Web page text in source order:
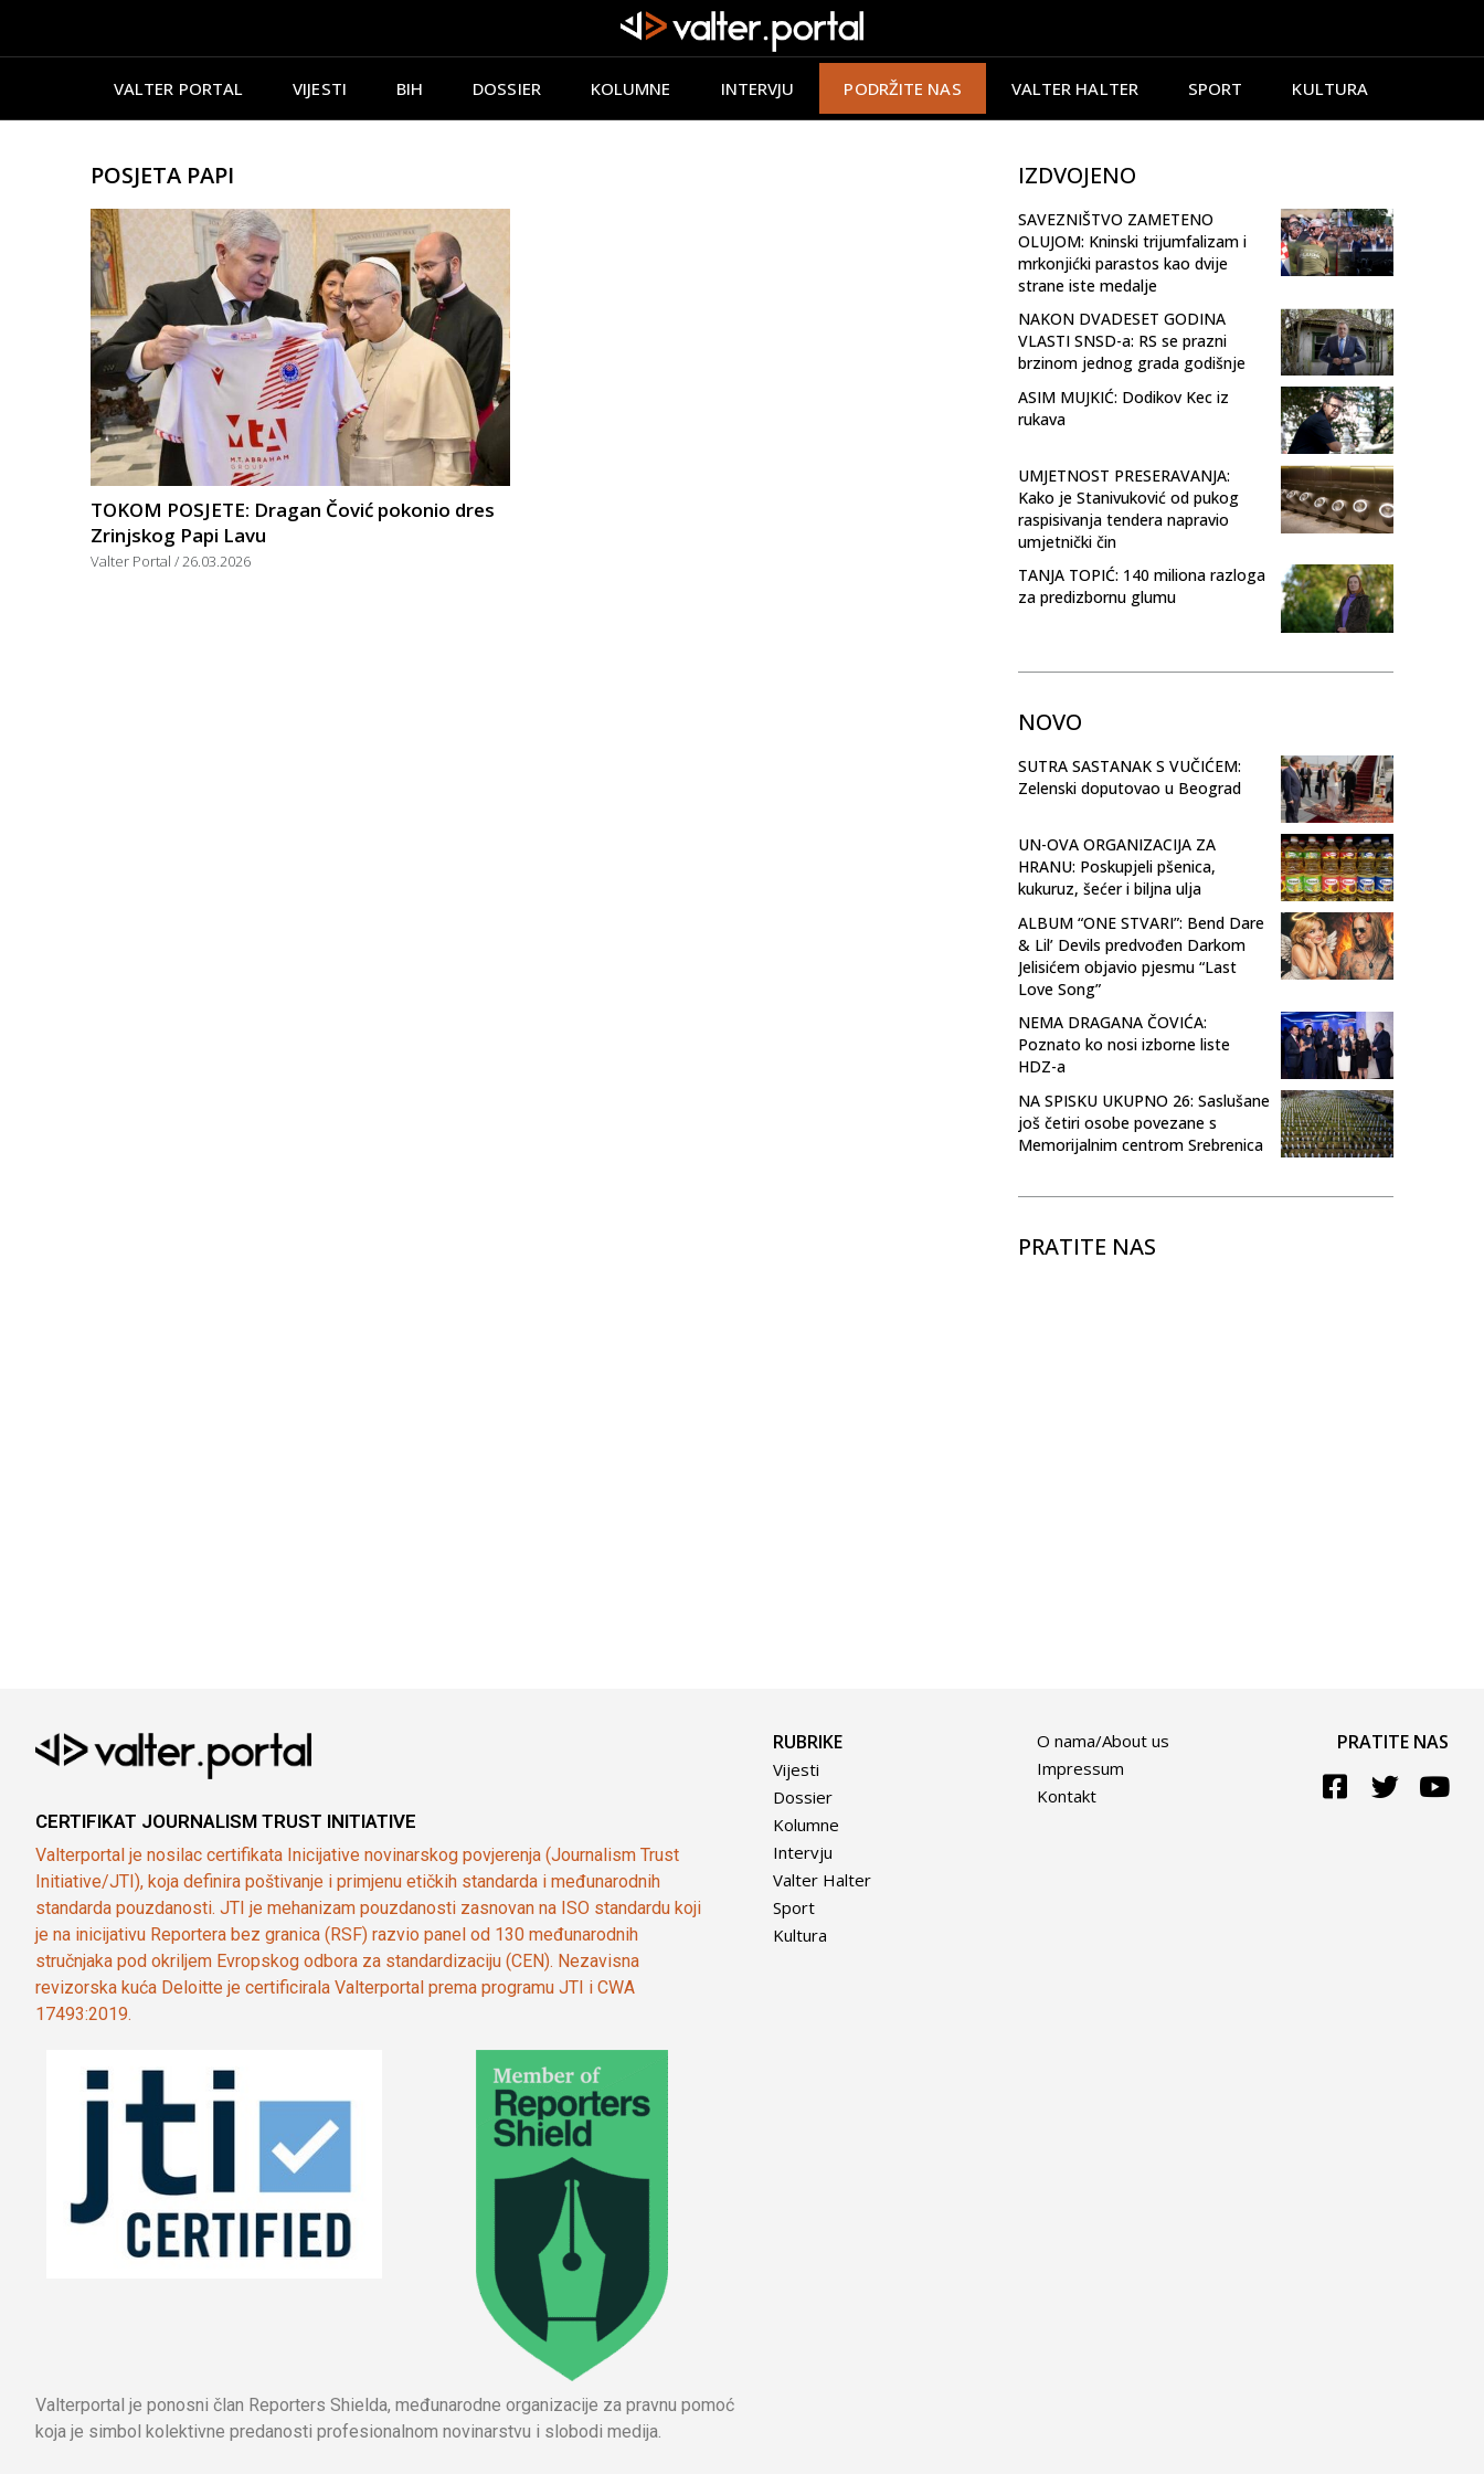
VALTER PORTAL VIJESTI BIH DOSSIER KOLUMNE INTERVJU PODRŽITE NAS VALTER HALTER SPORT KULTURA
POSJETA PAPI
TOKOM POSJETE: Dragan Čović pokonio dres
Zrinjskog Papi Lavu
Valter Portal 26.03.2026
IZDVOJENO
SAVEZNIŠTVO ZAMETENO
OLUJOM: Kninski trijumfalizam i
mrkonjićki parastos kao dvije
strane iste medalje
NAKON DVADESET GODINA
VLASTI SNSD-a: RS se prazni
brzinom jednog grada godišnje
ASIM MUJKIĆ: Dodikov Kec iz
rukava
UMJETNOST PRESERAVANJA:
Kako je Stanivuković od pukog
raspisivanja tendera napravio
umjetnički čin
TANJA TOPIĆ: 140 miliona razloga
za predizbornu glumu
NOVO
SUTRA SASTANAK S VUČIĆEM:
Zelenski doputovao u Beograd
UN-OVA ORGANIZACIJA ZA
HRANU: Poskupjeli pšenica,
kukuruz, šećer i biljna ulja
ALBUM “ONE STVARI”: Bend Dare
& Lil’ Devils predvođen Darkom
Jelisićem objavio pjesmu “Last
Love Song”
NEMA DRAGANA ČOVIĆA:
Poznato ko nosi izborne liste
HDZ-a
NA SPISKU UKUPNO 26: Saslušane
još četiri osobe povezane s
Memorijalnim centrom Srebrenica
PRATITE NAS
CERTIFIKAT JOURNALISM TRUST INITIATIVE
Valterportal je nosilac certifikata Inicijative novinarskog povjerenja (Journalism Trust
Initiative/JTI), koja definira poštivanje i primjenu etičkih standarda i međunarodnih
standarda pouzdanosti. JTI je mehanizam pouzdanosti zasnovan na ISO standardu koji
je na inicijativu Reportera bez granica (RSF) razvio panel od 130 međunarodnih
stručnjaka pod okriljem Evropskog odbora za standardizaciju (CEN). Nezavisna
revizorska kuća Deloitte je certificirala Valterportal prema programu JTI i CWA
17493:2019.
Valterportal je ponosni član Reporters Shielda, međunarodne organizacije za pravnu pomoć
koja je simbol kolektivne predanosti profesionalnom novinarstvu i slobodi medija.
RUBRIKE
Vijesti
Dossier
Kolumne
Intervju
Valter Halter
Sport
Kultura
O nama/About us
Impressum
Kontakt
PRATITE NAS